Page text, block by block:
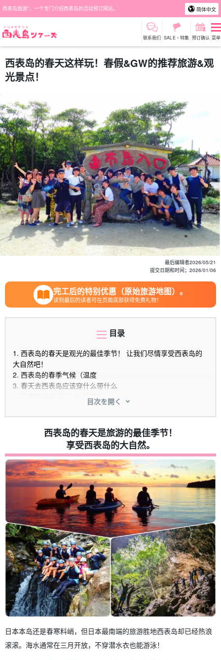
西表岛旅游"，一个专门介绍西表岛的活动预订网站。 简体中文
联系我们 SALE・特集 预订确认 菜单
西表岛的春天这样玩！春假&GW的推荐旅游&观
光景点！
最后编辑者2026/05/21
提交日期和时间； 2026/01/06
完工后的特别优惠（原始旅游地图）。
读到最后的读者可在页面底部获得免费礼物！
目录
1. 西表岛的春天是观光的最佳季节！ 让我们尽情享受西表岛的
大自然吧！
2. 西表岛的春季气候（温度
3. 春天去西表岛应该穿什么带什么
春假和 GW 活动 10 项活动
4.2.独木舟之旅
瀑布之旅
桑加拉瀑布之旅
皮纳萨拉瀑布之旅
4.6.峡谷漂流之旅
4.7.浮潜之旅
4.8.由布岛旅游
丛林探险夜游
4.10.仅在春季举行！八重山萤火虫之旅
5.春季西表岛的 6 个推荐景点。
5.1.马鲁马海滩
5.2.巴拉斯岛
5.3.伊达海滩
5.4.勿忘我石
5.5.玉屯河（玉屯瀑布）。
5.6.鹈之崎公园
6.建议提前预订渡轮。
7.春季西表岛游玩常见问题
8.摘要
目次を開く
西表岛的春天是旅游的最佳季节！
享受西表岛的大自然。
日本本岛还是春寒料峭，但日本最南端的旅游胜地西表岛却已经热浪
滚滚。海水通常在三月开放，不穿潜水衣也能游泳！